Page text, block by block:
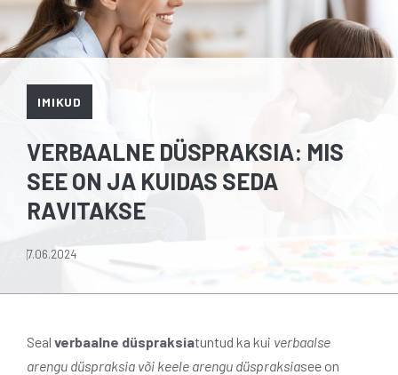
IMIKUD
VERBAALNE DÜSPRAKSIA: MIS
SEE ON JA KUIDAS SEDA
RAVITAKSE
7.06.2024
Seal verbaalne düspraksiatuntud ka kui verbaalse
arengu düspraksia või keele arengu düspraksiasee on